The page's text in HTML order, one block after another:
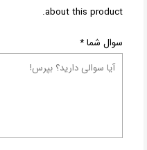
about this product.
سوال شما*